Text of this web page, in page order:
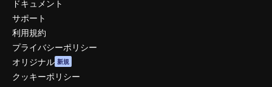
ドキュメント
サポート
利用規約
プライバシーポリシー
オリジナル 新規
クッキーポリシー